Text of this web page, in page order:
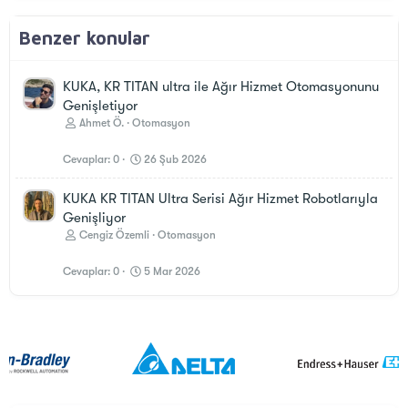
Benzer konular
KUKA, KR TITAN ultra ile Ağır Hizmet Otomasyonunu
Genişletiyor
Ahmet Ö. Otomasyon
Cevaplar 0 26 Şub 2026
KUKA KR TITAN Ultra Serisi Ağır Hizmet Robotlarıyla
Genişliyor
Cengiz Özemli Otomasyon
Cevaplar 0 5 Mar 2026